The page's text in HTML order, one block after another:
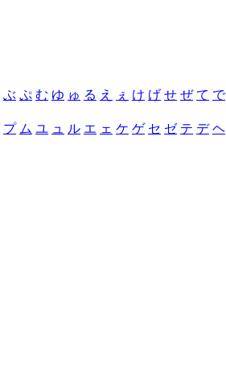
ぶ ぷ む ゆ ゅ る え ぇ け げ せ ぜ て で
プ ム ユ ュ ル エ ェ ケ ゲ セ ゼ テ デ ヘ